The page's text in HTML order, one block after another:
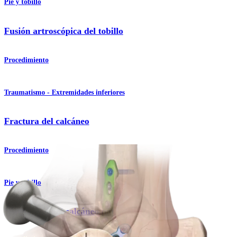
Pie y tobillo
Fusión artroscópica del tobillo
Procedimiento
Traumatismo - Extremidades inferiores
Fractura del calcáneo
Procedimiento
Pie y tobillo
Osteotomía del calcáneo para pie plano